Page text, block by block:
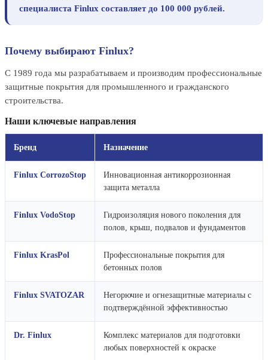
специалиста Finlux составляет до 100 000 рублей.
Почему выбирают Finlux?
С 1989 года мы разрабатываем и производим профессиональные
защитные покрытия для промышленного и гражданского
строительства.
Наши ключевые направления
Бренд Назначение
Finlux CorrozoStop
Инновационная антикоррозионная
защита металла
Finlux VodoStop
Гидроизоляция нового поколения для
полов, крыш, подвалов и фундаментов
Finlux KrasPol
Профессиональные покрытия для
бетонных полов
Finlux SVATOZAR
Негорючие и огнезащитные материалы с
подтверждённой эффективностью
Dr. Finlux
Комплекс материалов для подготовки
любых поверхностей к окраске